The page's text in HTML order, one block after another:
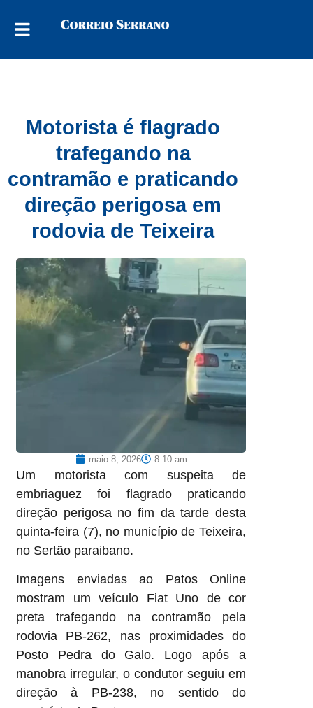
Motorista é flagrado
trafegando na
contramão e praticando
direção perigosa em
rodovia de Teixeira
maio 8, 2026 8:10 am
Um motorista com suspeita de
embriaguez foi flagrado praticando
direção perigosa no fim da tarde desta
quinta-feira (7), no município de Teixeira,
no Sertão paraibano.
Imagens enviadas ao Patos Online
mostram um veículo Fiat Uno de cor
preta trafegando na contramão pela
rodovia PB-262, nas proximidades do
Posto Pedra do Galo. Logo após a
manobra irregular, o condutor seguiu em
direção à PB-238, no sentido do